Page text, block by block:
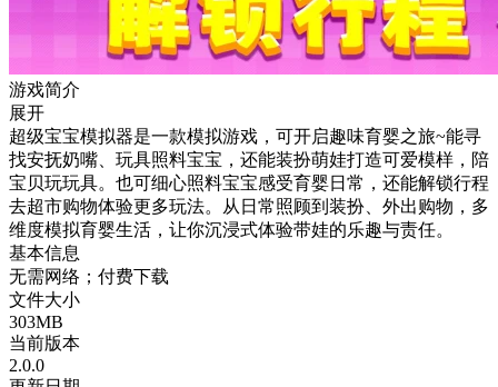
游戏简介
展开
超级宝宝模拟器是一款模拟游戏，可开启趣味育婴之旅~能寻
找安抚奶嘴、玩具照料宝宝，还能装扮萌娃打造可爱模样，陪
宝贝玩玩具。也可细心照料宝宝感受育婴日常，还能解锁行程
去超市购物体验更多玩法。从日常照顾到装扮、外出购物，多
维度模拟育婴生活，让你沉浸式体验带娃的乐趣与责任。
基本信息
无需网络；付费下载
文件大小
303MB
当前版本
2.0.0